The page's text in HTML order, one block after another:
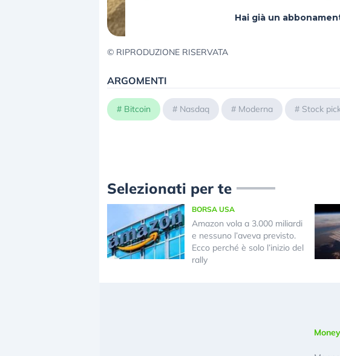
Hai già un
© RIPRODUZIONE RISERVATA
ARGOMENTI
# Bitcoin # Nasdaq # Moderna # Stock
Selezionati per te
BORSA USA
Amazon vola a 3.000 miliardi
e nessuno l’aveva previsto.
Ecco perché è solo l’inizio del
rally